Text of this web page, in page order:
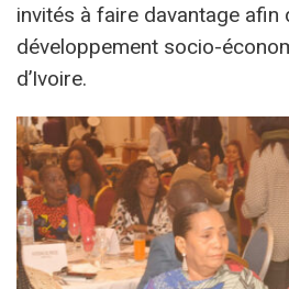
invités à faire davantage afin
développement socio-
d’Ivoire.